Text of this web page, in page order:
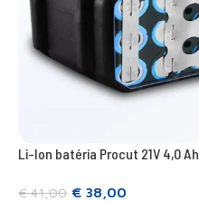
Li-Ion batéria Procut 21V 4,0 Ah
€41,00 € 38,00